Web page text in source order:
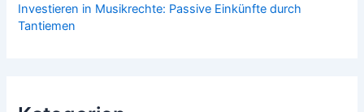
Investieren in Musikrechte: Passive Einkünfte durch
Tantiemen